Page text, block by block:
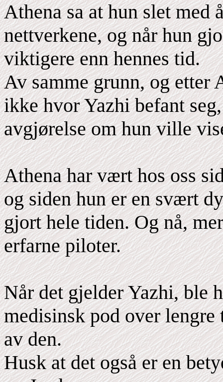
Athena sa at hun slet
nettverkene, og når hun
viktigere enn hennes tid.
Av samme grunn, og etter
ikke hvor Yazhi befant
avgjørelse om hun ville
Athena har vært hos oss
og siden hun er en svært
gjort hele tiden. Og nå,
erfarne piloter.
Når det gjelder Yazhi, ble
medisinsk pod over
av den.
Husk at det også er en